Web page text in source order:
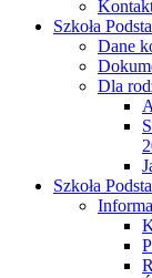
Szkoła
Dane
Dla
Szkoła